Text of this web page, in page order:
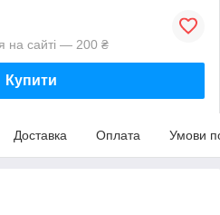
на сайті — 200 ₴
Купити
Доставка Оплата Умови